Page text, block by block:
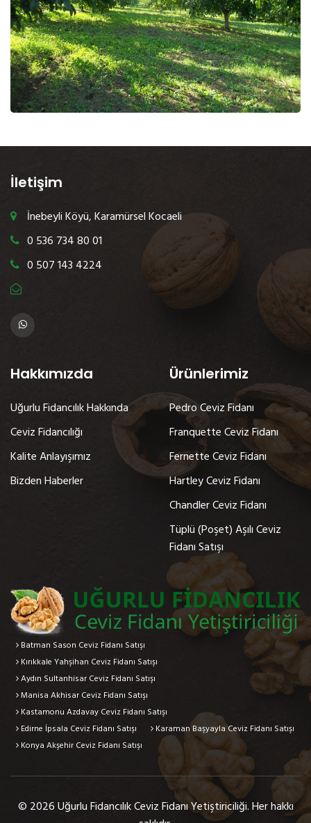
İletişim
İnebeyli Köyü, Karamürsel Kocaeli
0 536 734 80 01
0 507 143 4224
Hakkımızda
Uğurlu Fidancılık Hakkında
Ceviz Fidancılığı
Kalite Anlayışımız
Bizden Haberler
Ürünlerimiz
Pedro Ceviz Fidanı
Franquette Ceviz Fidanı
Fernette Ceviz Fidanı
Hartley Ceviz Fidanı
Chandler Ceviz Fidanı
Tüplü (Poşet) Aşılı Ceviz
Fidanı Satışı
Batman Sason Ceviz Fidanı Satışı
Kırıkkale Yahşihan Ceviz Fidanı Satışı
Aydın Sultanhisar Ceviz Fidanı Satışı
Manisa Akhisar Ceviz Fidanı Satışı
Kastamonu Azdavay Ceviz Fidanı Satışı
Edirne İpsala Ceviz Fidanı Satışı
Karaman Başyayla Ceviz Fidanı Satışı
Konya Akşehir Ceviz Fidanı Satışı
© 2026 Uğurlu Fidancılık Ceviz Fidanı Yetiştiriciliği. Her hakkı